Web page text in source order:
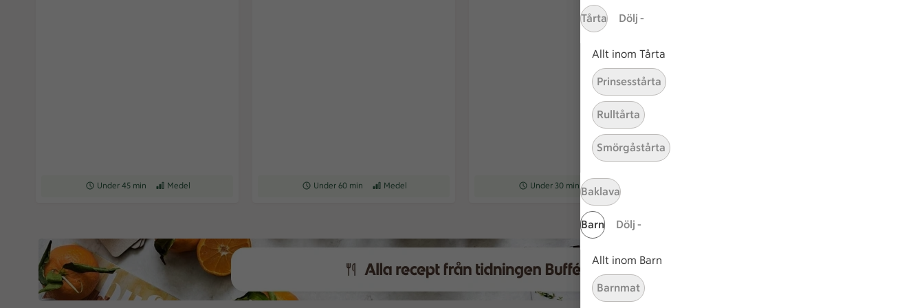
Tårta Dölj -
Allt inom Tårta
Prinsesstårta
Rulltårta
Smörgåstårta
Baklava
Barn Dölj -
Allt inom Barn
Barnmat
Receptet tar Under 45 min att tillaga
Under 45 min Receptet har Medel svårighetsgrad
Medel Receptet tar Under 60 min att tillaga
Under 60 min Receptet har Medel svårighetsgrad
Medel Receptet tar Under 30 min att tillaga
Under 30 min Receptet har Medel svårighetsgrad
Medel